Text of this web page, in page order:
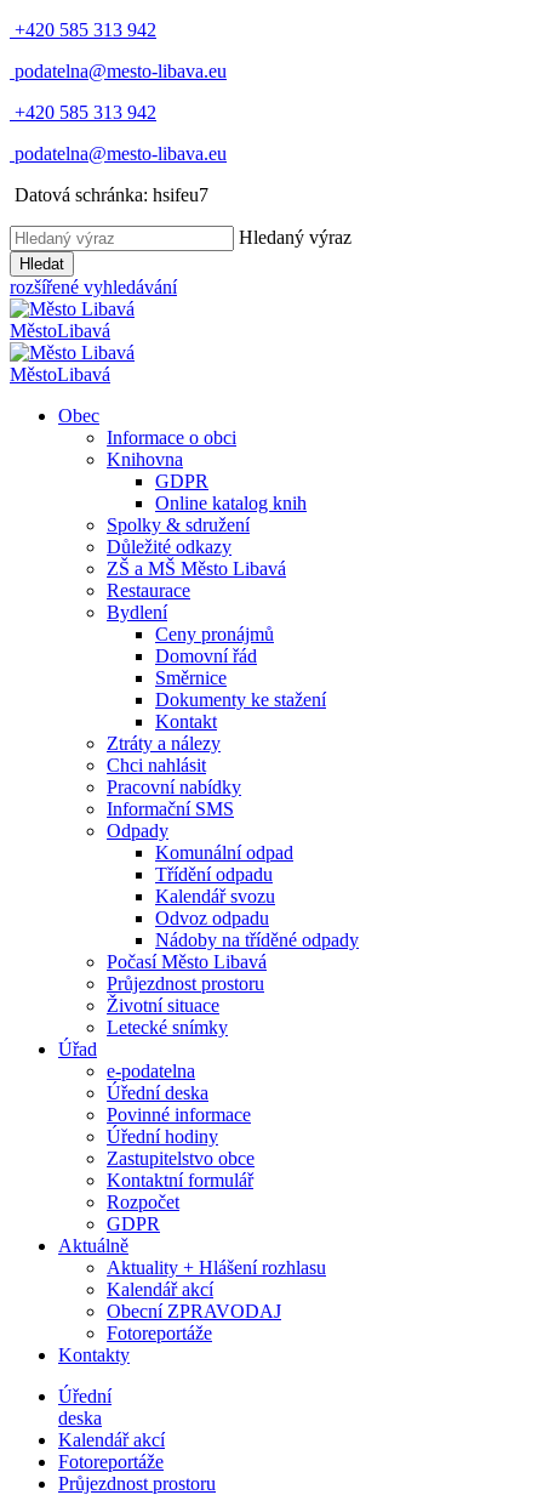
+420 585 313 942
podatelna@mesto-libava.eu
+420 585 313 942
podatelna@mesto-libava.eu
Datová schránka: hsifeu7
Hledaný výraz
Hledat
rozšířené vyhledávání
MěstoLibavá
MěstoLibavá
Obec
Informace o obci
Knihovna
GDPR
Online katalog knih
Spolky & sdružení
Důležité odkazy
ZŠ a MŠ Město Libavá
Restaurace
Bydlení
Ceny pronájmů
Domovní řád
Směrnice
Dokumenty ke stažení
Kontakt
Ztráty a nálezy
Chci nahlásit
Pracovní nabídky
Informační SMS
Odpady
Komunální odpad
Třídění odpadu
Kalendář svozu
Odvoz odpadu
Nádoby na tříděné odpady
Počasí Město Libavá
Průjezdnost prostoru
Životní situace
Letecké snímky
Úřad
e-podatelna
Úřední deska
Povinné informace
Úřední hodiny
Zastupitelstvo obce
Kontaktní formulář
Rozpočet
GDPR
Aktuálně
Aktuality + Hlášení rozhlasu
Kalendář akcí
Obecní ZPRAVODAJ
Fotoreportáže
Kontakty
Úřední
deska
Kalendář akcí
Fotoreportáže
Průjezdnost prostoru